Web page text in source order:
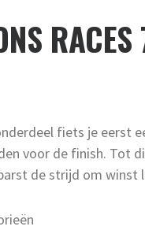
fiets je eerst
voor de finish. Tot
de strijd om winst